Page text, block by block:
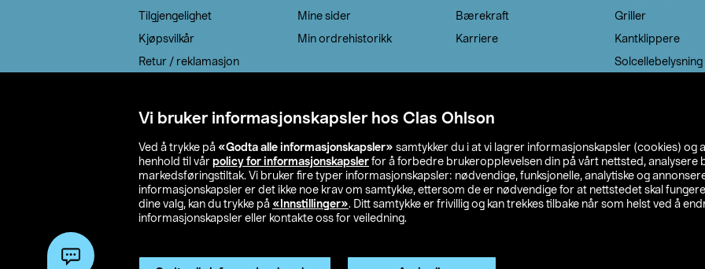
Vi bruker informasjonskapsler hos Clas Ohlson
Ved å trykke på «Godta alle informasjonskapsler» samtykker du i at vi lagrer informasjonskapsler (cookies) og
henhold til vår policy for informasjonskapsler for å forbedre brukeropplevelsen din på vårt nettsted, analysere
markedsføringstiltak. Vi bruker fire typer informasjonskapsler: nødvendige, funksjonelle, analytiske og
informasjonskapsler er det ikke noe krav om samtykke, ettersom de er nødvendige for at nettstedet skal
dine valg, kan du trykke på «Innstillinger». Ditt samtykke er frivillig og kan trekkes tilbake når som helst ved å
informasjonskapsler eller kontakte oss for veiledning.
Tilgjengelighet
Kjøpsvilkår
Retur / reklamasjon
Mine sider
Min ordrehistorikk
Bærekraft
Karriere
Griller
Kantklippere
Solcellebelysning